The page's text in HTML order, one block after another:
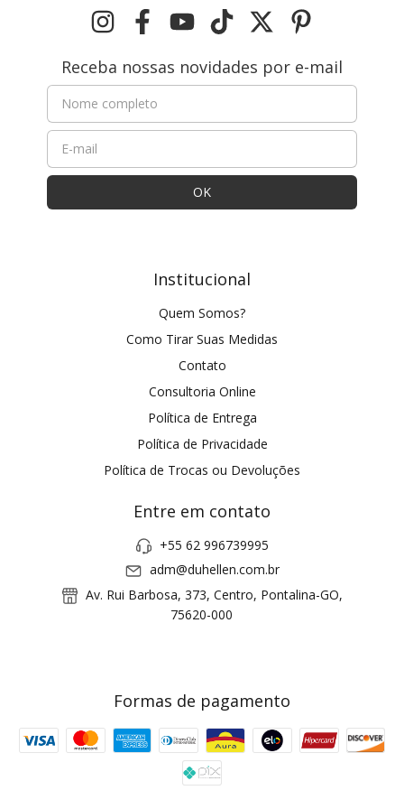
Receba nossas novidades por e-mail
Institucional
Quem Somos?
Como Tirar Suas Medidas
Contato
Consultoria Online
Política de Entrega
Política de Privacidade
Política de Trocas ou Devoluções
Entre em contato
+55 62 996739995
adm@duhellen.com.br
Av. Rui Barbosa, 373, Centro, Pontalina-GO,
75620-000
Formas de pagamento